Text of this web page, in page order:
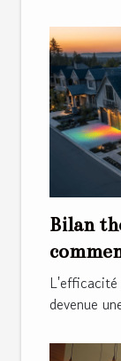
Bilan
L'efficacité
devenue